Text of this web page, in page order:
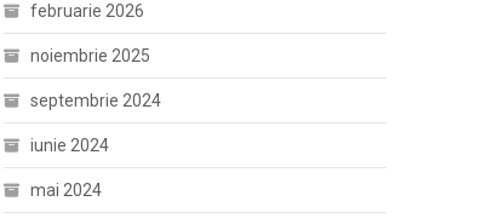
februarie 2026
noiembrie 2025
septembrie 2024
iunie 2024
mai 2024